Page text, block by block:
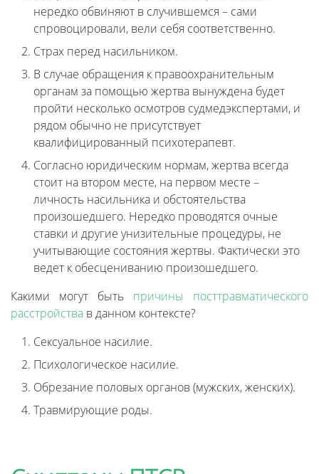
нередко обвиняют в случившемся – сами
спровоцировали, вели себя соответственно.
Страх перед насильником.
В случае обращения к правоохранительным
органам за помощью жертва вынуждена будет
пройти несколько осмотров судмедэкспертами, и
рядом обычно не присутствует
квалифицированный психотерапевт.
Согласно юридическим нормам, жертва всегда
стоит на втором месте, на первом месте –
личность насильника и обстоятельства
произошедшего. Нередко проводятся очные
ставки и другие унизительные процедуры, не
учитывающие состояния жертвы. Фактически это
ведет к обесцениванию произошедшего.
Какими могут быть причины посттравматического
расстройства в данном контексте?
Сексуальное насилие.
Психологическое насилие.
Обрезание половых органов (мужских, женских).
Травмирующие роды.